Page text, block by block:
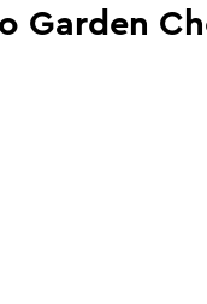
Garden